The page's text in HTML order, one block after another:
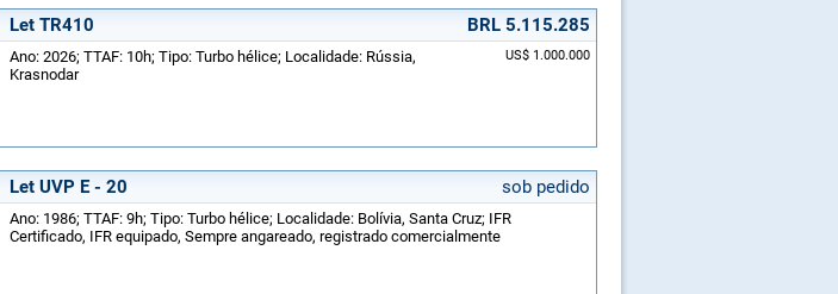
Let TR410 BRL 5.115.285
US$ 1.000.000
Ano: 2026; TTAF: 10h; Tipo: Turbo hélice; Localidade: Rússia,
Krasnodar
Let UVP E - 20 sob pedido
Ano: 1986; TTAF: 9h; Tipo: Turbo hélice; Localidade: Bolívia, Santa Cruz; IFR
Certificado, IFR equipado, Sempre angareado, registrado comercialmente